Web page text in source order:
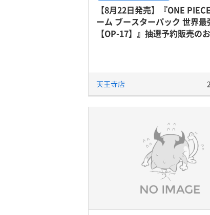
【8月22日発売】『ONE
ーム ブースターパック 世界最
【OP-17】』抽選予約販売の
天王寺店